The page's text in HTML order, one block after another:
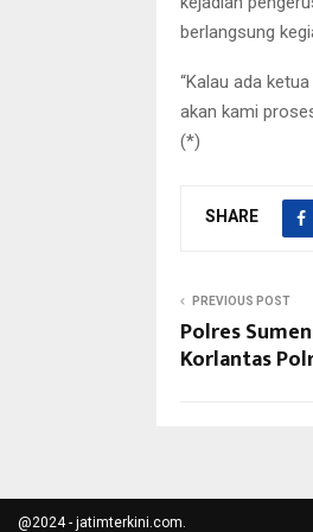
berlangsung
“Kalau ada
akan kami
(*)
SHARE
PREVIOUS POST
Polres
Korlantas
@2024 - jatimterkini.com.